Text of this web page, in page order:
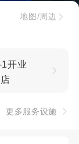
地图/周边
开业
更多服务设施